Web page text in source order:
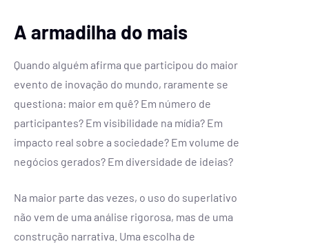
A armadilha do mais
Quando alguém afirma que participou do maior
evento de inovação do mundo, raramente se
questiona: maior em quê? Em número de
participantes? Em visibilidade na mídia? Em
impacto real sobre a sociedade? Em volume de
negócios gerados? Em diversidade de ideias?
Na maior parte das vezes, o uso do superlativo
não vem de uma análise rigorosa, mas de uma
construção narrativa. Uma escolha de